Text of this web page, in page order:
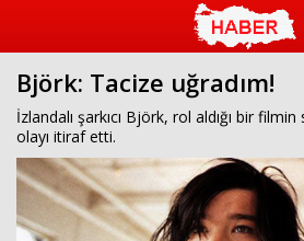
Björk: Tacize uğradım!
İzlandalı şarkıcı Björk, rol aldığı bir
olayı itiraf etti.